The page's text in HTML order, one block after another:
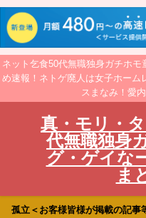
ネット乞食50代無職独身ガチホモ
め速報！ネトゲ廃人は女子ホーム
スまなみ！愛
真・モリ・
代無職独身
グ・ゲイな
ま
孤立＜お客様皆様が掲載の記事